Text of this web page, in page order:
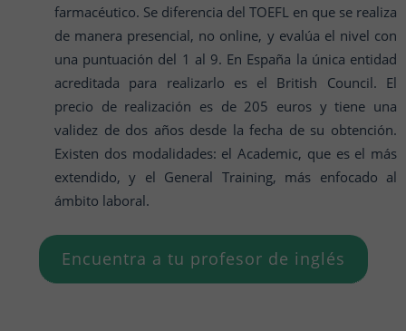
farmacéutico. Se diferencia del TOEFL en que se realiza
de manera presencial, no online, y evalúa el nivel con
una puntuación del 1 al 9. En España la única entidad
acreditada para realizarlo es el British Council. El
precio de realización es de 205 euros y tiene una
validez de dos años desde la fecha de su obtención.
Existen dos modalidades: el Academic, que es el más
extendido, y el General Training, más enfocado al
ámbito laboral.
Encuentra a tu profesor de inglés